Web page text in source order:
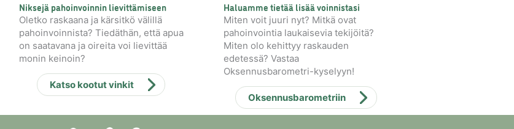
Niksejä pahoinvoinnin lievittämiseen
Oletko raskaana ja kärsitkö välillä
pahoinvoinnista? Tiedäthän, että apua
on saatavana ja oireita voi lievittää
monin keinoin?
Katso kootut vinkit
Haluamme tietää lisää voinnistasi
Miten voit juuri nyt? Mitkä ovat
pahoinvointia laukaisevia tekijöitä?
Miten olo kehittyy raskauden
edetessä? Vastaa
Oksennusbarometri-kyselyyn!
Oksennusbarometriin